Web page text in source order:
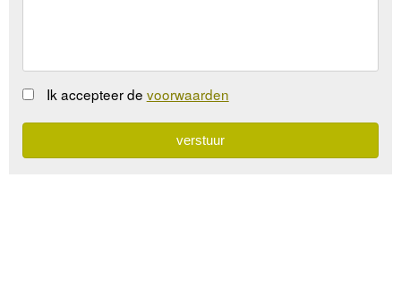
Ik accepteer de voorwaarden